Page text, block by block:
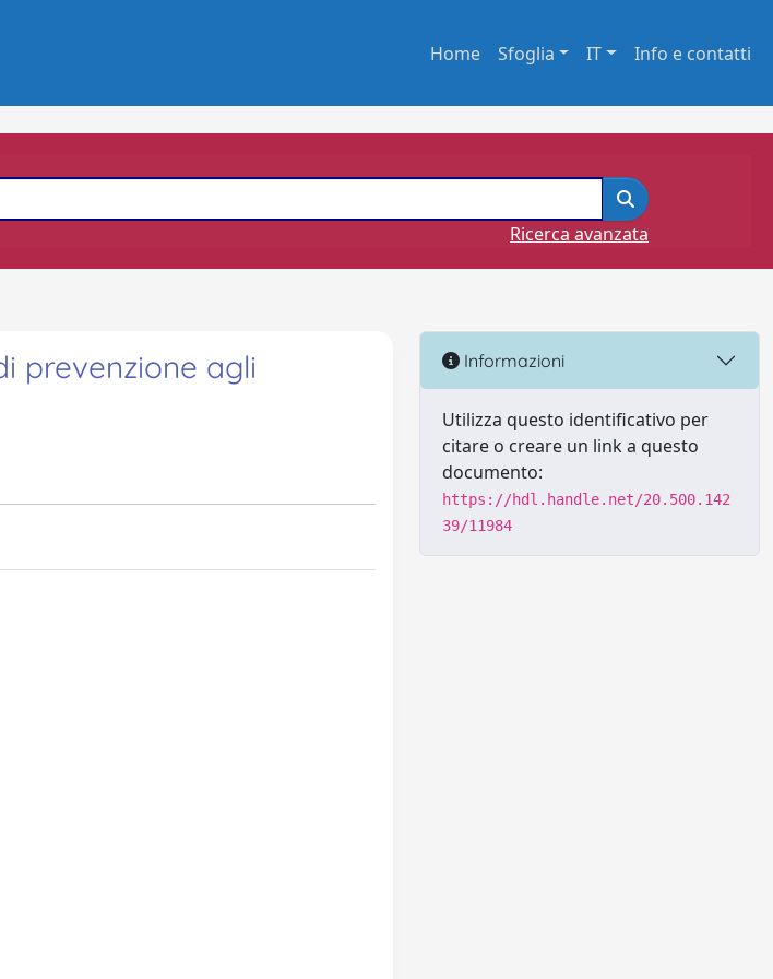
Home Sfoglia IT Info e contatti
Ricerca avanzata
prevenzione agli
Informazioni
Utilizza questo identificativo per
citare o creare un link a questo
documento:
https://hdl.handle.net/20.500.142
39/11984